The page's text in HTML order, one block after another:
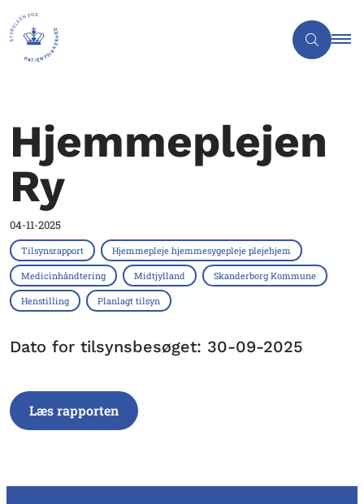
Hjemmeplejen
Ry
04-11-2025
Tilsynsrapport Hjemmepleje hjemmesygepleje plejehjem
Medicinhåndtering Midtjylland Skanderborg Kommune
Henstilling Planlagt tilsyn
Dato for tilsynsbesøget: 30-09-2025
Læs rapporten